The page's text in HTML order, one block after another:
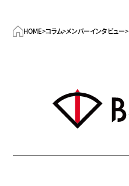
HOME>コラム>メンバーインタビュー>